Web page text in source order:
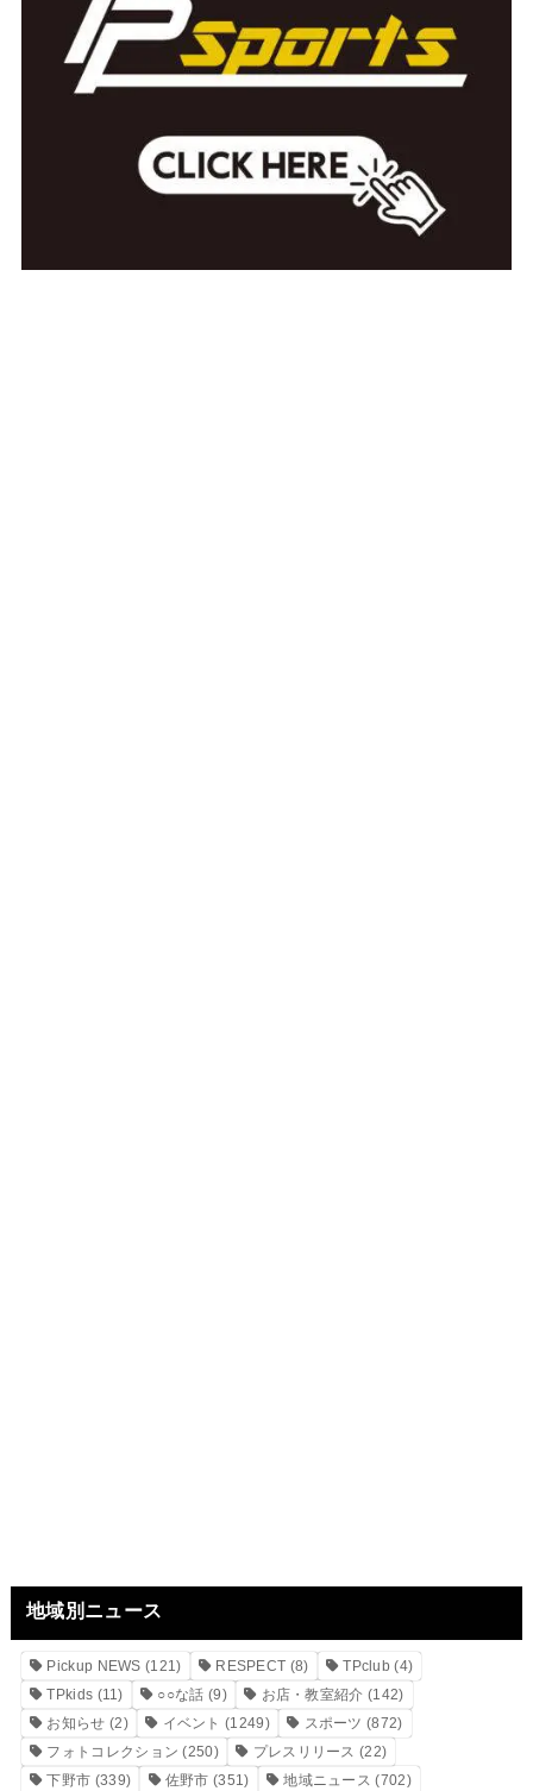
地域別ニュース
Pickup NEWS (121) RESPECT (8) TPclub (4)
TPkids (11) ○○な話 (9) お店・教室紹介 (142)
お知らせ (2) イベント (1249) スポーツ (872)
フォトコレクション (250) プレスリリース (22)
下野市 (339) 佐野市 (351) 地域ニュース (702)